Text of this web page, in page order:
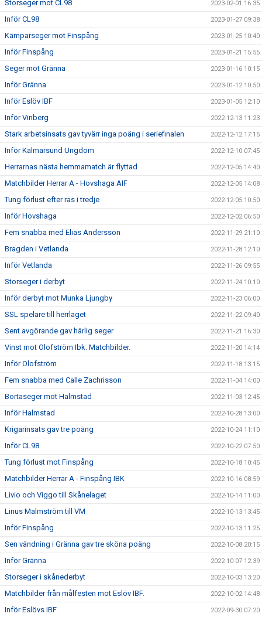
Storseger mot CL98 2023-02-01 16:35
Inför CL98 2023-01-27 09:38
Kämparseger mot Finspång 2023-01-25 10:40
Inför Finspång 2023-01-21 15:55
Seger mot Gränna 2023-01-16 10:15
Inför Gränna 2023-01-12 10:50
Inför Eslöv IBF 2023-01-05 12:10
Inför Vinberg 2022-12-13 11:23
Stark arbetsinsats gav tyvärr inga poäng i seriefinalen 2022-12-12 17:15
Inför Kalmarsund Ungdom 2022-12-10 07:45
Herrarnas nästa hemmamatch är flyttad 2022-12-05 14:40
Matchbilder Herrar A - Hovshaga AIF 2022-12-05 14:08
Tung förlust efter ras i tredje 2022-12-05 10:50
Inför Hovshaga 2022-12-02 06:50
Fem snabba med Elias Andersson 2022-11-29 21:10
Bragden i Vetlanda 2022-11-28 12:10
Inför Vetlanda 2022-11-26 09:55
Storseger i derbyt 2022-11-24 10:10
Inför derbyt mot Munka Ljungby 2022-11-23 06:00
SSL spelare till herrlaget 2022-11-22 09:40
Sent avgörande gav härlig seger 2022-11-21 16:30
Vinst mot Olofström Ibk. Matchbilder. 2022-11-20 14:14
Inför Olofström 2022-11-18 13:15
Fem snabba med Calle Zachrisson 2022-11-04 14:00
Bortaseger mot Halmstad 2022-11-03 12:45
Inför Halmstad 2022-10-28 13:00
Krigarinsats gav tre poäng 2022-10-24 11:10
Inför CL98 2022-10-22 07:50
Tung förlust mot Finspång 2022-10-18 10:45
Matchbilder Herrar A - Finspång IBK 2022-10-16 08:59
Livio och Viggo till Skånelaget 2022-10-14 11:00
Linus Malmström till VM 2022-10-13 13:45
Inför Finspång 2022-10-13 11:25
Sen vändning i Gränna gav tre sköna poäng 2022-10-08 20:15
Inför Gränna 2022-10-07 12:39
Storseger i skånederbyt 2022-10-03 13:20
Matchbilder från målfesten mot Eslöv IBF. 2022-10-02 14:48
Inför Eslövs IBF 2022-09-30 07:20